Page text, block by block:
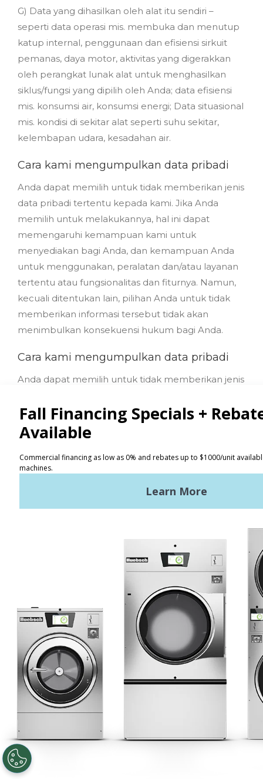
G) Data yang dihasilkan oleh alat itu sendiri –
seperti data operasi mis. membuka dan menutup
katup internal, penggunaan dan efisiensi sirkuit
pemanas, daya motor, aktivitas yang digerakkan
oleh perangkat lunak alat untuk menghasilkan
siklus/fungsi yang dipilih oleh Anda; data efisiensi
mis. konsumsi air, konsumsi energi; Data situasional
mis. kondisi di sekitar alat seperti suhu sekitar,
kelembapan udara, kesadahan air.
Cara kami mengumpulkan data pribadi
Anda dapat memilih untuk tidak memberikan jenis
data pribadi tertentu kepada kami. Jika Anda
memilih untuk melakukannya, hal ini dapat
memengaruhi kemampuan kami untuk
menyediakan bagi Anda, dan kemampuan Anda
untuk menggunakan, peralatan dan/atau layanan
tertentu atau fungsionalitas dan fiturnya. Namun,
kecuali ditentukan lain, pilihan Anda untuk tidak
memberikan informasi tersebut tidak akan
menimbulkan konsekuensi hukum bagi Anda.
Cara kami mengumpulkan data pribadi
Anda dapat memilih untuk tidak memberikan jenis
memilih untuk melakukannya, hal ini dapat
memengaruhi kemampuan kami untuk
untuk menggunakan, peralatan dan/atau layanan
tertentu atau fungsionalitas dan fiturnya. Namun,
kecuali ditentukan lain, pilihan Anda untuk tidak
memberikan informasi tersebut tidak akan
Mengapa kami memproses data pribadi
Anda, dan dasar hukum untuk
Kami dapat menggunakan data pribadi Anda
untuk tujuan berikut (secara kolektif “Tujuan
Pemrosesan”):
dari Anda atau perwakilan Anda saat
membeli produk Anda, mendaftarkan
produk Anda, mengunjungi Situs-situs Web,
mengaktifkan akun Anda, memesan layanan,
membuat ulasan produk, atau ketika